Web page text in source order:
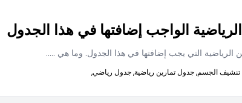
الواجب إضافتها في هذا الجدول
الرياضية التي يجب إضافتها في هذا الجدول. وما هي .....
تنشيف الجسم,جدول تمارين رياضية,جدول رياضي,